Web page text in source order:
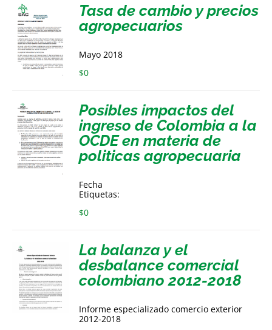
Tasa de cambio y precios
agropecuarios
Mayo 2018
$0
Posibles impactos del
ingreso de Colombia a la
OCDE en materia de
politicas agropecuaria
Fecha
Etiquetas:
$0
La balanza y el
desbalance comercial
colombiano 2012-2018
Informe especializado comercio exterior
2012-2018